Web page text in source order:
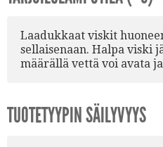
Laadukkaat viskit
sellaisenaan. Halpa viski
määrällä vettä voi avata
TUOTETYYPIN SÄILYVYYS